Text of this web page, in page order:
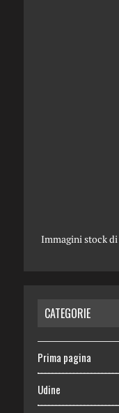
Immagini stock di
CATEGORIE
Prima pagina
Udine